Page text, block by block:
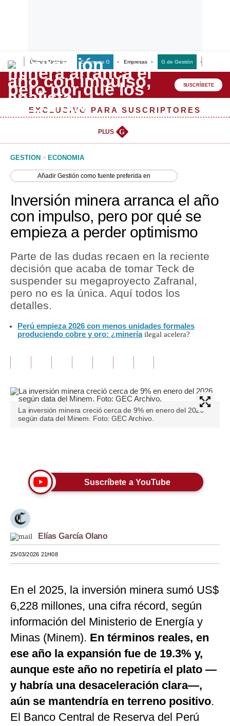
Últimas Noticias Empresas G Empresas G de Gestión
Lo último
Peru Quiosco
Management & Empleo
Perú
Política
Finanzas Personales
Inmobiliarias
Plus G
Opinión
Blogs
Tendencias
Moda
Estilos
Mundo
EEUU
México
Tecnología
Club del Suscriptor
Mix
G de Gestión
Notas Contratadas
Podcast
SUSCRÍBETE
EXCLUSIVO PARA SUSCRIPTORES
PLUS G
GESTION > ECONOMIA
AñadirGestión como fuente preferida en
Inversión minera arranca el año
con impulso, pero por qué se
empieza a perder optimismo
Parte de las dudas recaen en la reciente
decisión que acaba de tomar Teck de
suspender su megaproyecto Zafranal,
pero no es la única. Aquí todos los
detalles.
Perú empieza 2026 con menos unidades formales
produciendo cobre y oro: ¿mineríailegal acelera?
La inversión minera creció cerca de 9% en enero del 2026
según data del Minem. Foto: GEC Archivo.
Suscríbete a YouTube
Elías García Olano
25/03/2026 21H08
En el 2025, la inversión minera sumó US$
6,228 millones, una cifra récord, según
información del Ministerio de Energía y
Minas (Minem). En términos reales, en
ese año la expansión fue de 19.3% y,
aunque este año no repetiría el plato —
y habría una desaceleración clara—,
aún se mantendría en terreno positivo.
El Banco Central de Reserva del Perú